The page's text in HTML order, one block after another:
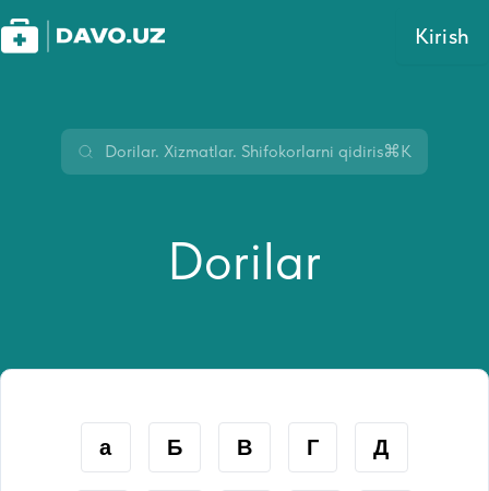
Kirish
⌘K
Dorilar
а Б В Г Д